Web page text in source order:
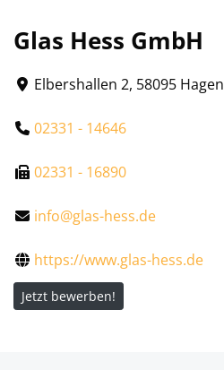
Glas Hess GmbH
Elbershallen 2, 58095 Hagen
02331 - 14646
02331 - 16890
info@glas-hess.de
https://www.glas-hess.de
Jetzt bewerben!